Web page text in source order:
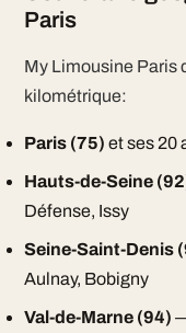
Paris
My Limousine Paris
kilométrique:
Paris (75) et ses 20
Hauts-de-Seine
Défense, Issy
Seine-Saint-Denis
Aulnay, Bobigny
Val-de-Marne (94)